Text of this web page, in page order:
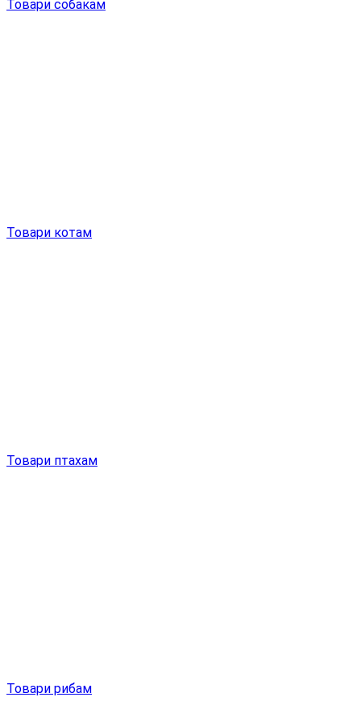
Товари собакам
Товари котам
Товари птахам
Товари рибам